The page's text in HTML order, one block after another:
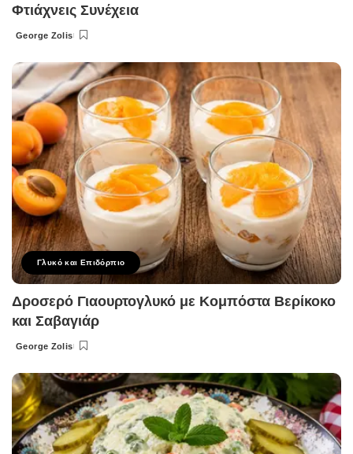
Φτιάχνεις Συνέχεια
Posted
George Zolis
Γλυκό και Επιδόρπιο
Δροσερό Γιαουρτογλυκό με Κομπόστα Βερίκοκο
και Σαβαγιάρ
Posted
George Zolis